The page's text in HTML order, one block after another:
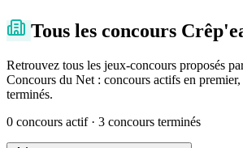
Tous les concours
Retrouvez tous les jeux-concours proposés
Concours du Net : concours actifs en
terminés.
0 concours actif · 3 concours terminés